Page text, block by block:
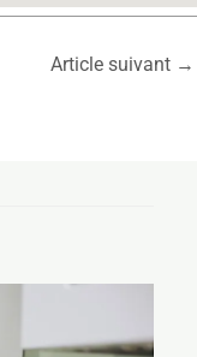
Article suivant →